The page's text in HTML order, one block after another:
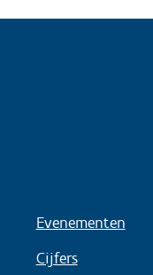
Evenementen
Cijfers